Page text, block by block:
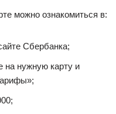
можно ознакомиться в:
Сбербанка;
на нужную карту и